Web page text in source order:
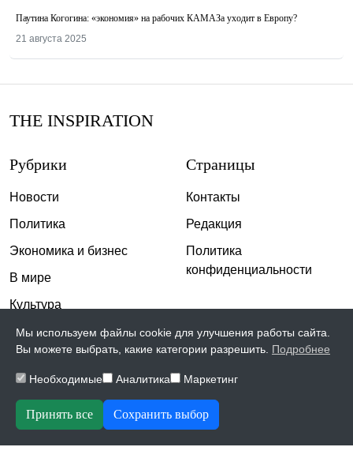
Паутина Когогина: «экономия» на рабочих КАМАЗа уходит в Европу?
21 августа 2025
THE INSPIRATION
Рубрики
Новости
Политика
Экономика и бизнес
В мире
Культура
Спорт
Происшествия
Скандалы
Страницы
Контакты
Редакция
Политика
конфиденциальности
Мы используем файлы cookie для улучшения работы сайта.
Вы можете выбрать, какие категории разрешить. Подробнее
Необходимые Аналитика Маркетинг
Принять все Сохранить выбор